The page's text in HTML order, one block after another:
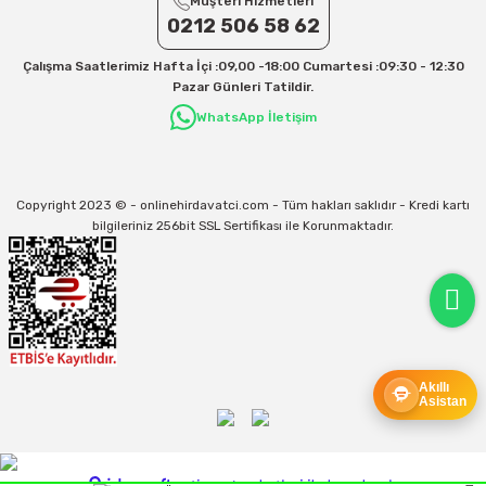
Aras Kargo için 30 Desi sonrası her +1 Desi: 17 TL
Kargo ve teslimat süreçleriyle ilgili tüm sorularınız için bizimle iletişime
31/12/2026 Tarihine Kadar Geçerlidir
Akıllı
Asistan
0212 506 58 62
Çalışma Saatlerimiz Hafta İçi :09,00 -18:00 Cumartesi :09:30 - 12:30
Pazar Günleri Tatildir.
WhatsApp İletişim
Copyright 2023 © - onlinehirdavatci.com - Tüm hakları saklıdır - Kredi kartı
bilgileriniz 256bit SSL Sertifikası ile Korunmaktadır.